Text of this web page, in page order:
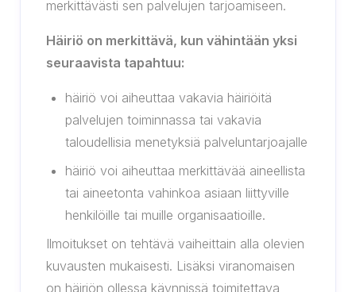
merkittävästi sen palvelujen tarjoamiseen.
Häiriö on merkittävä, kun vähintään yksi
seuraavista tapahtuu:
häiriö voi aiheuttaa vakavia häiriöitä
palvelujen toiminnassa tai vakavia
taloudellisia menetyksiä palveluntarjoajalle
häiriö voi aiheuttaa merkittävää aineellista
tai aineetonta vahinkoa asiaan liittyville
henkilöille tai muille organisaatioille.
Ilmoitukset on tehtävä vaiheittain alla olevien
kuvausten mukaisesti. Lisäksi viranomaisen
on häiriön ollessa käynnissä toimitettava